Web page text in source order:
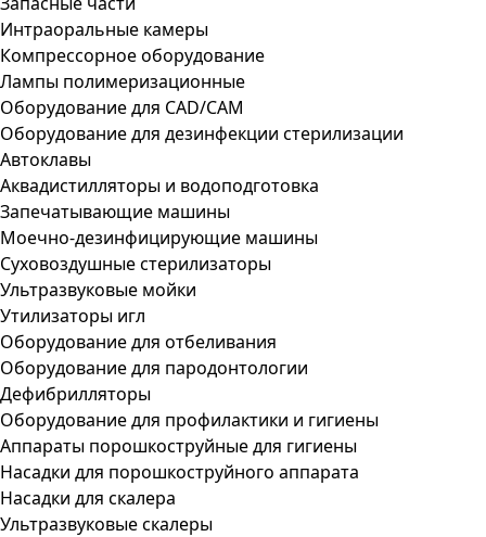
Интраоральные камеры
Компрессорное оборудование
Лампы полимеризационные
Оборудование для CAD/CAM
Оборудование для дезинфекции стерилизации
Автоклавы
Аквадистилляторы и водоподготовка
Запечатывающие машины
Моечно-дезинфицирующие машины
Суховоздушные стерилизаторы
Ультразвуковые мойки
Утилизаторы игл
Оборудование для отбеливания
Оборудование для пародонтологии
Дефибрилляторы
Оборудование для профилактики и гигиены
Аппараты порошкоструйные для гигиены
Насадки для порошкоструйного аппарата
Насадки для скалера
Ультразвуковые скалеры